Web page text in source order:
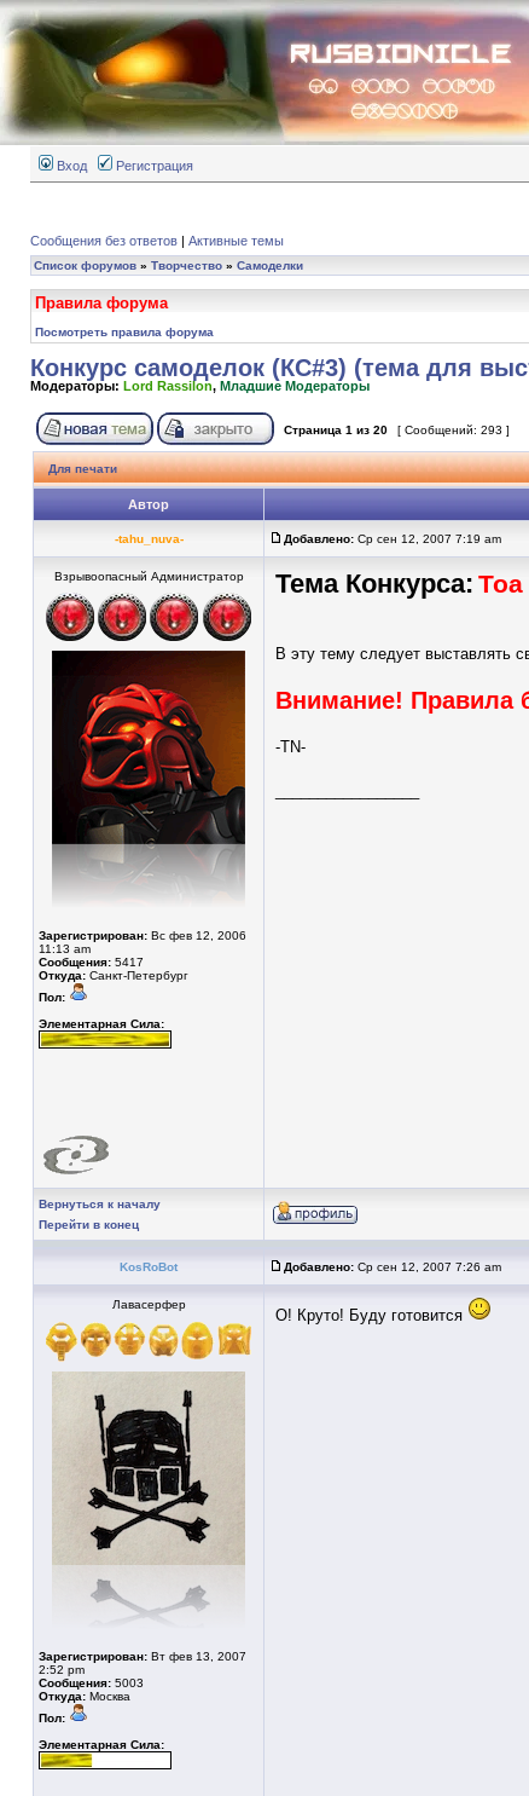
Вход Регистрация
Сообщения без ответов | Активные темы
Список форумов » Творчество » Самоделки
Правила форума
Посмотреть правила форума
Конкурс самоделок (КС#3) (тема для
Модераторы: Lord Rassilon, Младшие Модераторы
Страница 1 из 20 [ Сообщений: 293 ]
Для печати
Автор
-tahu_nuva- Добавлено: Ср сен 12, 2007 7:19 am
Взрывоопасный Администратор
Зарегистрирован: Вс фев 12, 2006
11:13 am
Сообщения: 5417
Откуда: Санкт-Петербург
Пол:
Элементарная Сила:
Тема Конкурса:
В эту тему следует выставлять
Внимание! Правила
-TN-
Вернуться к началу
Перейти в конец
KosRoBot Добавлено: Ср сен 12, 2007 7:26 am
Лавасерфер
Зарегистрирован: Вт фев 13, 2007
2:52 pm
Сообщения: 5003
Откуда: Москва
Пол:
Элементарная Сила:
О! Круто! Буду готовится